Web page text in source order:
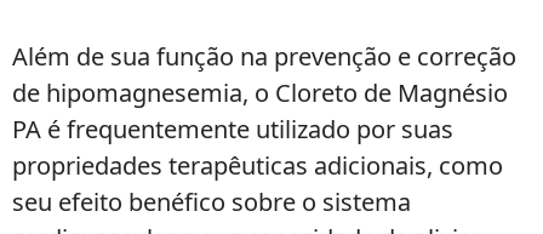
Além de sua função na prevenção e correção
de hipomagnesemia, o Cloreto de Magnésio
PA é frequentemente utilizado por suas
propriedades terapêuticas adicionais, como
seu efeito benéfico sobre o sistema